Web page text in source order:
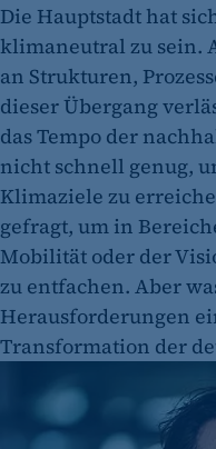
Die Hauptstadt hat
klimaneutral zu sein.
an Strukturen,
dieser Übergang
das Tempo der
nicht schnell genug,
Klimaziele zu
gefragt, um in
Mobilität oder der
zu entfachen. Aber
Herausforderungen
Transformation der